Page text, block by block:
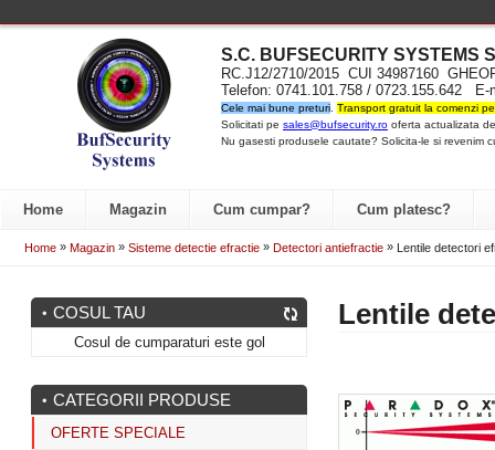
S.C. BUFSECURITY SYSTEMS
RC.J12/2710/2015 CUI 34987160
Telefon: 0741.101.758 / 0723.155.642
Cele mai bune preturi Transport gratuit la comenzi
Solicitati pe sales@bufsecurity.ro oferta actualizata
Nu gasesti produsele cautate? Solicita-le si revenim
Home Magazin Cum cumpar? Cum platesc?
Home » Magazin » Sisteme detectie efractie » Detectori antiefractie » Lentile detectori
Lentile
COSUL TAU
Cosul de cumparaturi este gol
CATEGORII PRODUSE
OFERTE SPECIALE